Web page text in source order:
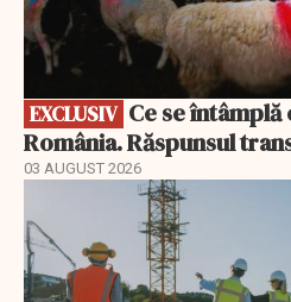
EXCLUSIV
România. Răspunsul
03 AUGUST 2026